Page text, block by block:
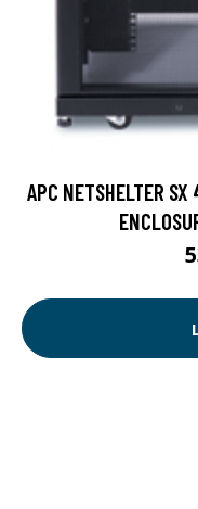
APC NETSHELTER